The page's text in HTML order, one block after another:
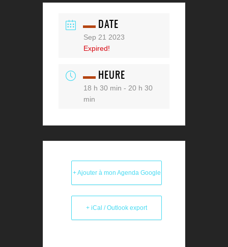
DATE
Sep 21 2023
Expired!
HEURE
18 h 30 min - 20 h 30
min
+ Ajouter à mon Agenda Google
+ iCal / Outlook export